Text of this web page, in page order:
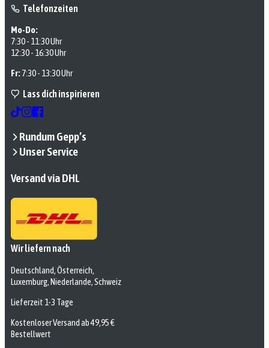
Telefonzeiten
Mo-Do:
7:30 - 11:30 Uhr
12:30 - 16:30 Uhr
Fr:7:30 - 13:30 Uhr
Lass dich inspirieren
Rundum Gepp’s
Unser Service
Versand via DHL
Wir liefern nach
Deutschland, Österreich,
Luxemburg, Niederlande, Schweiz
Lieferzeit 1-3 Tage
Kostenloser Versand ab 49,95 €
Bestellwert